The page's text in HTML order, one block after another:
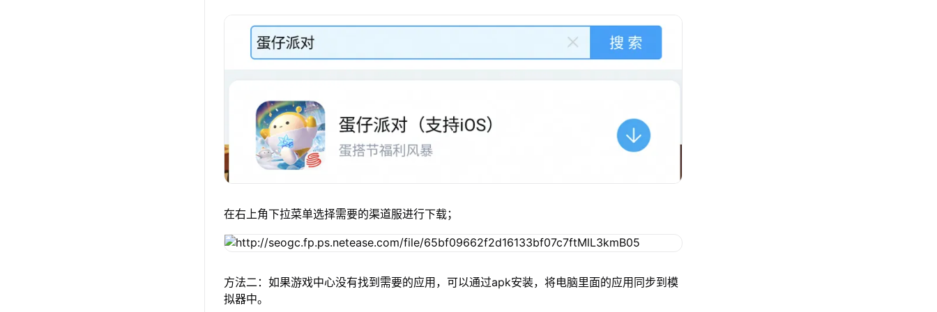
在右上角下拉菜单选择需要的渠道服进行下载；
方法二：如果游戏中心没有找到需要的应用，可以通过apk安装，将电脑里面的应用同步到模
拟器中。